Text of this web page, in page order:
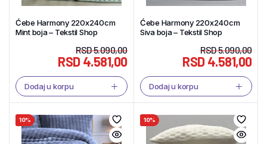
Ćebe Harmony 220x240cm
Mint boja – Tekstil Shop
RSD5.090,00
RSD4.581,00
Dodaj u korpu
Ćebe Harmony 220x240cm
Siva boja – Tekstil Shop
RSD5.090,00
RSD4.581,00
Dodaj u korpu
10% 10%